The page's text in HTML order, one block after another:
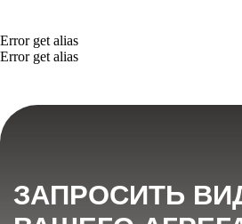
Error get alias
Error get alias